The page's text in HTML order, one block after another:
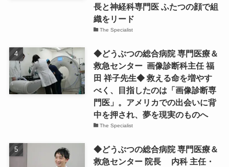
長と神経科専門医 ふたつの顔で組
織をリード
The Specialist
◆どうぶつの総合病院 専門医療＆
救急センター 画像診断科主任 福
田 祥子先生◆ 救える命を増やす
べく、目指したのは「画像診断専
門医」。アメリカでの出会いに背
中を押され、夢を現実のものへ
The Specialist
◆どうぶつの総合病院 専門医療＆
救急センター 院長 内科 主任・